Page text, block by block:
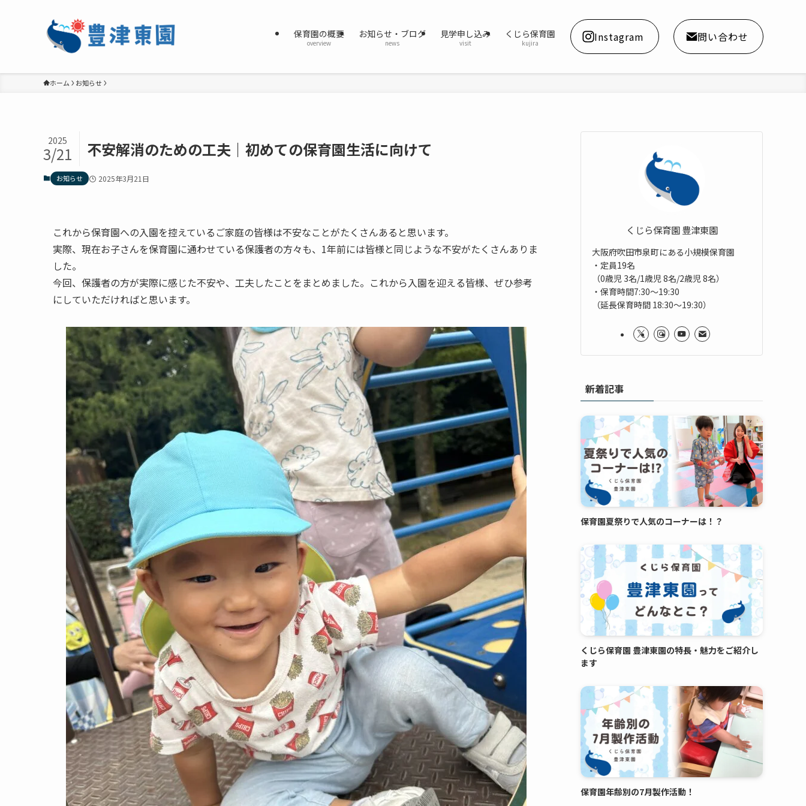
保育園の概要
overview
お知らせ・ブログ
news
見学申し込み
visit
くじら保育園
kujira Instagram 問い合わせ
ホーム お知らせ
不安解消のための工夫｜初めての保育園生活に向けて
2025
3/21
お知らせ 2025年3月21日
これから保育園への入園を控えているご家庭の皆様は不安なことがたくさんあると思います。
実際、現在お子さんを保育園に通わせている保護者の方々も、1年前には皆様と同じような不安がたくさんありま
した。
今回、保護者の方が実際に感じた不安や、工夫したことをまとめました。これから入園を迎える皆様、ぜひ参考
にしていただければと思います。
くじら保育園 豊津東園
大阪府吹田市泉町にある小規模保育園
・定員19名
（0歳児 3名/1歳児 8名/2歳児 8名）
・保育時間7:30～19:30
（延長保育時間 18:30～19:30）
新着記事
保育園夏祭りで人気のコーナーは！？
くじら保育園 豊津東園の特長・魅力をご紹介し
ます
保育園年齢別の7月製作活動！